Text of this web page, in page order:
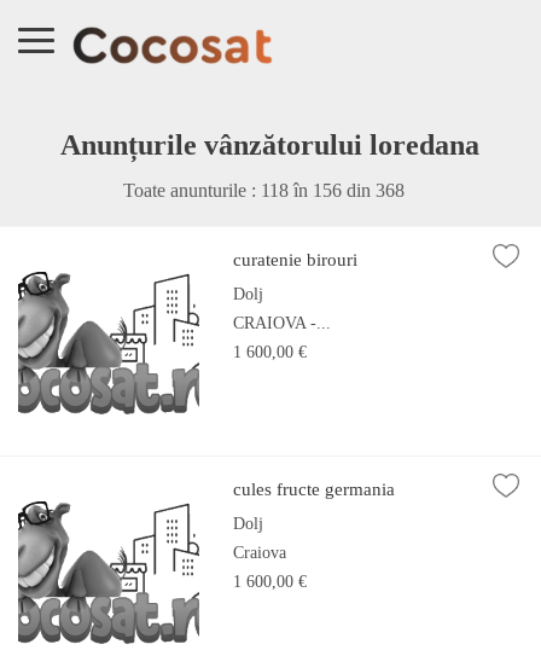
Anunțurile vânzătorului loredana
Toate anunturile : 118 în 156 din368
curatenie birouri
Dolj
CRAIOVA -...
1 600,00 €
cules fructe germania
Dolj
Craiova
1 600,00 €